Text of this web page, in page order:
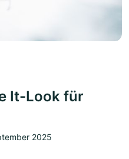
It-Look für
2025